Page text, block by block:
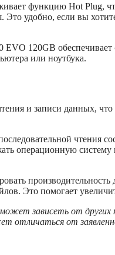
функцию Hot Plug,
удобно, если вы
120GB
или ноутбука.
и записи данных,
чтения
операционную
производительность
Это помогает
зависеть от других
отличаться от